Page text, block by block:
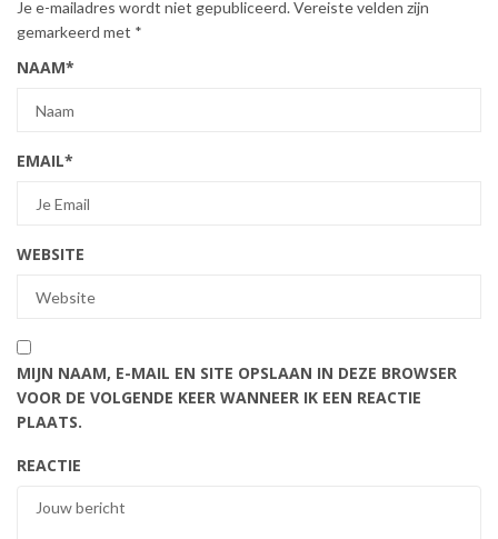
Je e-mailadres wordt niet gepubliceerd.Vereiste velden zijn
gemarkeerd met *
NAAM*
EMAIL*
WEBSITE
MIJN NAAM, E-MAIL EN SITE OPSLAAN IN DEZE BROWSER
VOOR DE VOLGENDE KEER WANNEER IK EEN REACTIE
PLAATS.
REACTIE